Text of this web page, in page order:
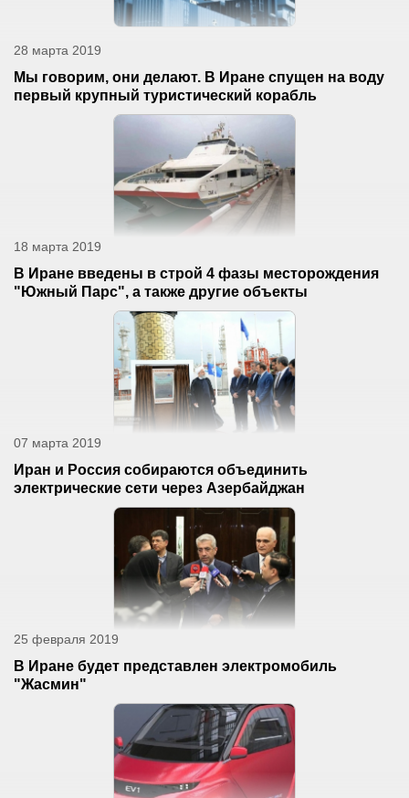
28 марта 2019
Мы говорим, они делают. В Иране спущен на воду
первый крупный туристический корабль
18 марта 2019
В Иране введены в строй 4 фазы месторождения
"Южный Парс", а также другие объекты
07 марта 2019
Иран и Россия собираются объединить
электрические сети через Азербайджан
25 февраля 2019
В Иране будет представлен электромобиль
"Жасмин"